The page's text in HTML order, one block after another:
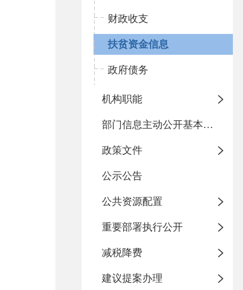
财政收支
扶贫资金信息
政府债务
机构职能
部门信息主动公开基本目录
政策文件
公示公告
公共资源配置
重要部署执行公开
减税降费
建议提案办理